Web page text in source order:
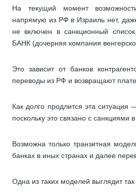
На текущий момент
напрямую из РФ в Израиль нет,
не включен в санкционный
БАНК (дочерняя компания
Это зависит от банков
переводы из РФ и возвращают
Как долго продлится эта ситуация
поскольку это связано с санкциями
Возможна только транзитная
банках в иных странах и далее
Одна из таких моделей выглядит так